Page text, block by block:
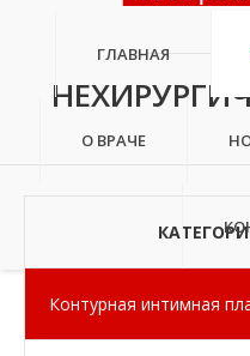
ГЛАВНАЯ
О ВРАЧЕ
Контурная интимная